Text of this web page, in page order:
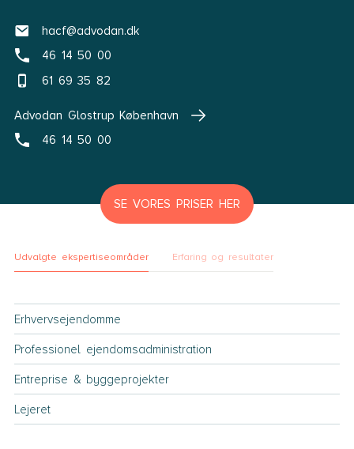
hacf@advodan.dk
46 14 50 00
61 69 35 82
Advodan Glostrup København
46 14 50 00
SE VORES PRISER HER
Udvalgte ekspertiseområder Erfaring og resultater
Erhvervsejendomme
Professionel ejendomsadministration
Entreprise & byggeprojekter
Lejeret